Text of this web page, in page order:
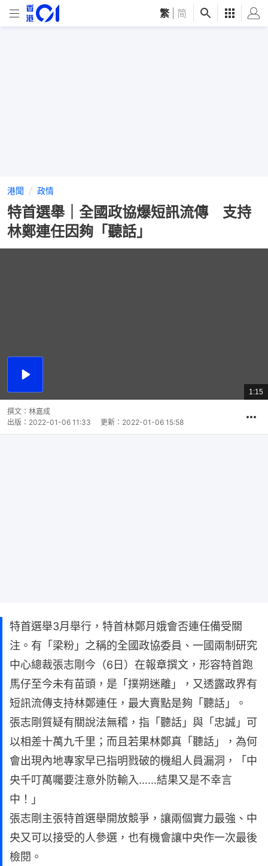
繁 简
港聞 政情
特首選舉｜全國政協爆短訊流傳 支持
林鄭連任因夠「聽話」
播
總
共
1:15
撰文： 林嘉成
出版： 2022-01-06 11:33 更新： 2022-01-06 15:58
特首選舉3月舉行，特首林鄭月娥會否連任備受關
注。有「梁粉」之稱的全國政協委員、一國兩制研究
中心總裁張志剛今（6日）在報章撰文，形容特首跑
馬仔至今未有苗頭，是「撲朔迷離」，又透露政界有
短訊流傳支持林鄭連任，最大賣點是夠「聽話」。
張志剛質疑有關說法無稽，指「聽話」與「忠誠」可
以相差十萬九千里；而且若果林鄭真「聽話」，為何
會出現內地專家早已指明戮破的機組人員漏洞，「中
央千叮萬囑要注意外防輸入……結果又是不幸言
中！」
張志剛主張特首選舉開放競爭，讓兩個實力最強、中
央又可以接受的人參選，也有機會讓中央作一次最後
檢閱。